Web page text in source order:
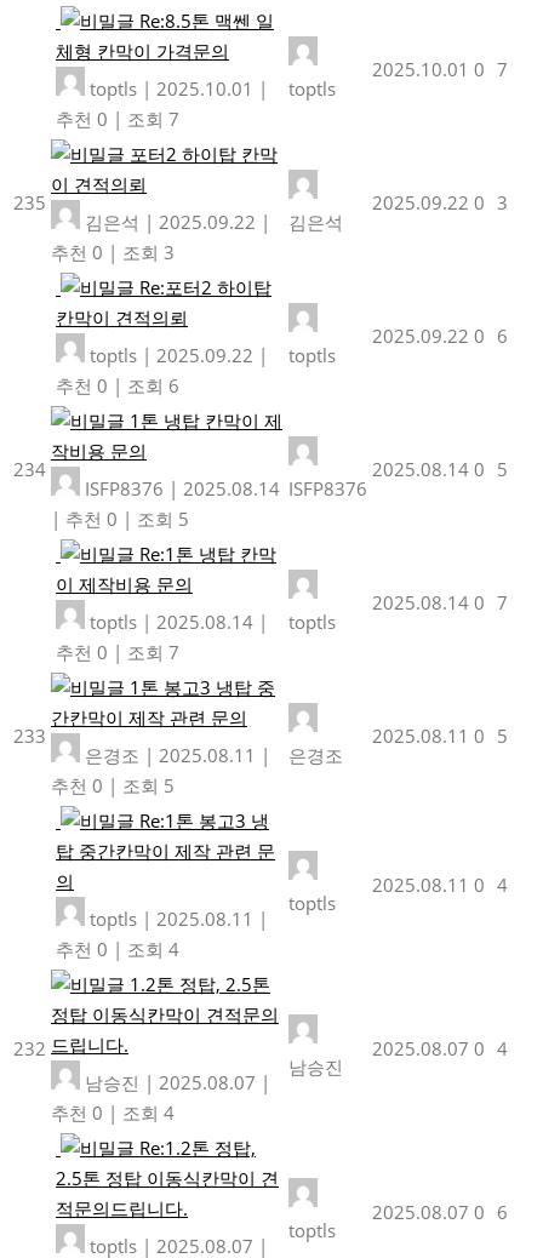
Re:8.5톤 맥쎈 일
체형 칸막이 가격문의
toptls | 2025.10.01 |
추천 0 | 조회 7
toptls
2025.10.01 0 7
235
포터2 하이탑 칸막
이 견적의뢰
김은석 | 2025.09.22 |
추천 0 | 조회 3
김은석
2025.09.22 0 3
Re:포터2 하이탑
칸막이 견적의뢰
toptls | 2025.09.22 |
추천 0 | 조회 6
toptls
2025.09.22 0 6
234
1톤 냉탑 칸막이 제
작비용 문의
ISFP8376 | 2025.08.14
| 추천 0 | 조회 5
ISFP8376
2025.08.14 0 5
Re:1톤 냉탑 칸막
이 제작비용 문의
toptls | 2025.08.14 |
추천 0 | 조회 7
toptls
2025.08.14 0 7
233
1톤 봉고3 냉탑 중
간칸막이 제작 관련 문의
은경조 | 2025.08.11 |
추천 0 | 조회 5
은경조
2025.08.11 0 5
Re:1톤 봉고3 냉
탑 중간칸막이 제작 관련 문
의
toptls | 2025.08.11 |
추천 0 | 조회 4
toptls
2025.08.11 0 4
232
1.2톤 정탑, 2.5톤
정탑 이동식칸막이 견적문의
드립니다.
남승진 | 2025.08.07 |
추천 0 | 조회 4
남승진
2025.08.07 0 4
Re:1.2톤 정탑,
2.5톤 정탑 이동식칸막이 견
적문의드립니다.
toptls | 2025.08.07 |
toptls
2025.08.07 0 6